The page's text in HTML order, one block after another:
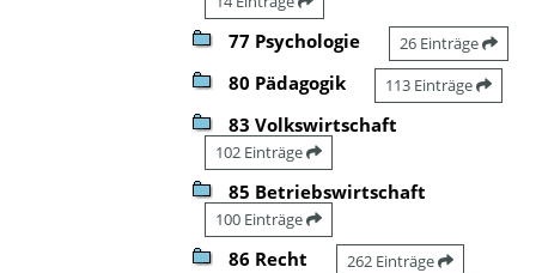
77 Psychologie 26 Einträge
80 Pädagogik 113 Einträge
83 Volkswirtschaft
102 Einträge
85 Betriebswirtschaft
100 Einträge
86 Recht 262 Einträge